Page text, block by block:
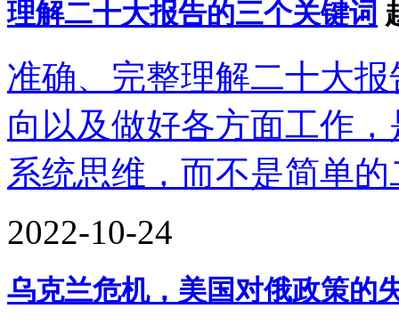
理解二十大报告的三个关键词
准确、完整理解二十大
向以及做好各方面工作
系统思维，而不是简单
2022-10-24
乌克兰危机，美国对俄政策的